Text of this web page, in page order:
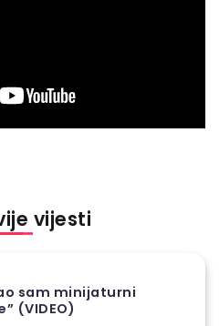
vijesti
sam minijaturni
(VIDEO)